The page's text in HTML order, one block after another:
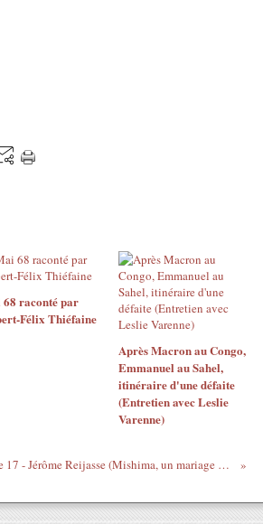
raconté par
Félix Thiéfaine
Après Macron au Congo,
Emmanuel au Sahel,
itinéraire d'une défaite
(Entretien avec Leslie
Varenne)
7 jours loin du monde - épisode 17 - Jérôme Reijasse (Mishima, un mariage en province, un groupe de rock de bal, Jean-Michel, 1 kilo de coke dans un ascenseur, une blague autoroutière de Mano)